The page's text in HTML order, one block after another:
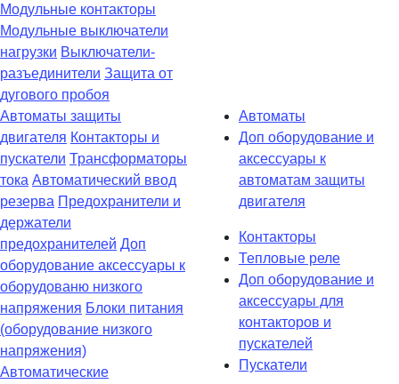
Модульные контакторы
Модульные выключатели
нагрузки Выключатели-
разъединители Защита от
дугового пробоя
Автоматы защиты
двигателя Контакторы и
пускатели Трансформаторы
тока Автоматический ввод
резерва Предохранители и
держатели
предохранителей Доп
оборудование аксессуары к
оборудованю низкого
напряжения Блоки питания
(оборудование низкого
напряжения)
Автоматические
Автоматы
Доп оборудование и
аксессуары к
автоматам защиты
двигателя
Контакторы
Тепловые реле
Доп оборудование и
аксессуары для
контакторов и
пускателей
Пускатели